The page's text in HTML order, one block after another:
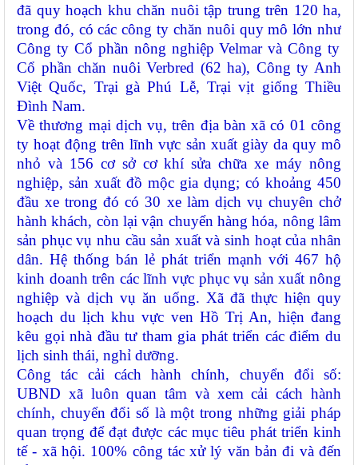
đã quy hoạch khu chăn nuôi tập trung trên 120 ha,
trong đó, có các công ty chăn nuôi quy mô lớn như
Công ty Cổ phần nông nghiệp Velmar và Công ty
Cổ phần chăn nuôi Verbred (62 ha), Công ty Anh
Việt Quốc, Trại gà Phú Lễ, Trại vịt giống Thiều
Đình Nam.
Về thương mại dịch vụ, trên địa bàn xã có 01 công
ty hoạt động trên lĩnh vực sản xuất giày da quy mô
nhỏ và 156 cơ sở cơ khí sửa chữa xe máy nông
nghiệp, sản xuất đồ mộc gia dụng; có khoảng 450
đầu xe trong đó có 30 xe làm dịch vụ chuyên chở
hành khách, còn lại vận chuyển hàng hóa, nông lâm
sản phục vụ nhu cầu sản xuất và sinh hoạt của nhân
dân. Hệ thống bán lẻ phát triển mạnh với 467 hộ
kinh doanh trên các lĩnh vực phục vụ sản xuất nông
nghiệp và dịch vụ ăn uống. Xã đã thực hiện quy
hoạch du lịch khu vực ven Hồ Trị An, hiện đang
kêu gọi nhà đầu tư tham gia phát triển các điểm du
lịch sinh thái, nghỉ dưỡng.
Công tác cải cách hành chính, chuyển đổi số:
UBND xãluôn quan tâm và xem cải cách hành
chính, chuyển đổi số là một trong những giải pháp
quan trọng để đạt được các mục tiêu phát triển kinh
tế - xã hội. 100% công tác xử lý văn bản đi và đến